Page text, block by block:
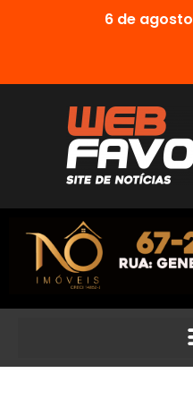
6 de